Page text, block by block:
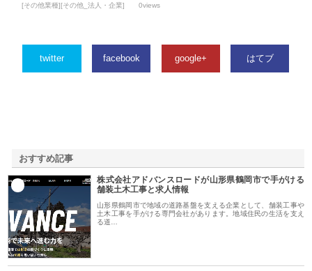
[その他業種][その他_法人・企業] 0views
twitter facebook google+ はてブ
おすすめ記事
株式会社アドバンスロードが山形県鶴岡市で手がける
舗装土木工事と求人情報
山形県鶴岡市で地域の道路基盤を支える企業として、舗装工事や
土木工事を手がける専門会社があります。地域住民の生活を支え
る道…